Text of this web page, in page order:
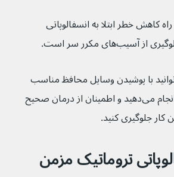
کاهش خطر ابتلا به انسفالوپاتی
مکرر سر است.
عنوان مثال، می‌توانید با پوشیدن وسایل محافظ مناسب
برای هر ورزشی که انجام می‌دهید و اطمینان از درمان صحیح
تروماتیک مزمن